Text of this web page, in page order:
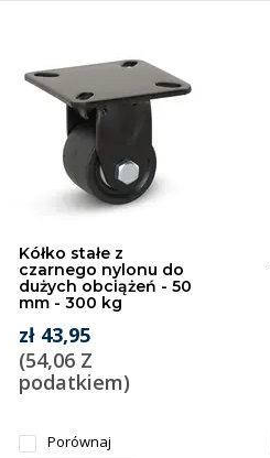
Kółko stałe z
czarnego nylonu do
dużych obciążeń - 50
mm - 300 kg
zł 43,95
(54,06 Z
podatkiem)
Porównaj